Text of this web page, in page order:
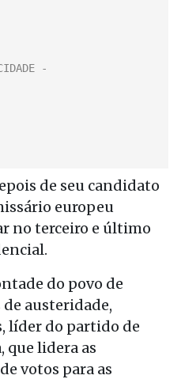
de seu candidato
europeu
no terceiro e último
do povo de
austeridade,
líder do partido de
que lidera as
votos para as